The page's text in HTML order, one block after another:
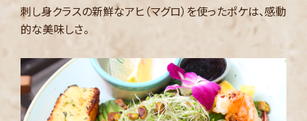
刺し身クラスの新鮮なアヒ（マグロ）を使ったポケは、感動
的な美味しさ。